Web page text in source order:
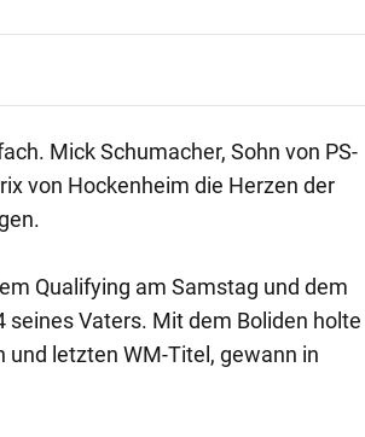
Mick Schumacher, Sohn von PS-
von Hockenheim die Herzen der
Qualifying am Samstag und dem
seines Vaters. Mit dem Boliden holte
letzten WM-Titel, gewann in